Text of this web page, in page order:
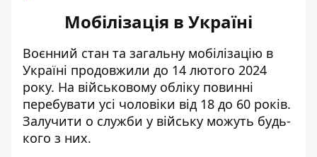
Мобілізація в Україні
Воєнний стан та загальну мобілізацію в
Україні продовжили до 14 лютого 2024
року. На військовому обліку повинні
перебувати усі чоловіки від 18 до 60 років.
Залучити о служби у війську можуть будь-
кого з них.